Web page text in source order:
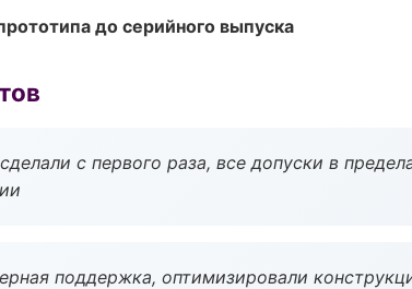
до серийного выпуска
с первого раза, все допуски в
поддержка, оптимизировали